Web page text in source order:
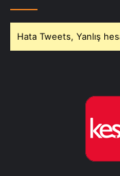
Hata Tweets, Yanlış